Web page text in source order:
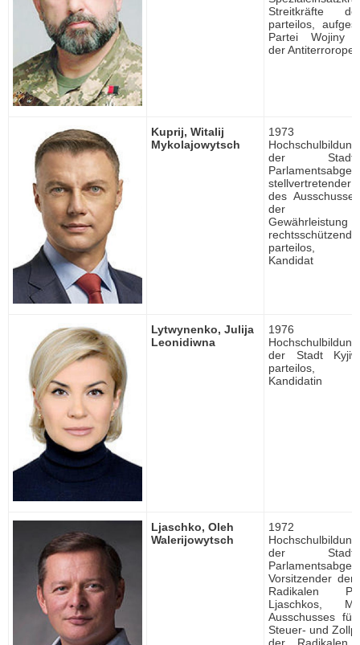
Streitkräfte
parteilos,
Partei Wojiny
der
Kuprij, Witalij
Mykolajowytsch
1973
der
stellvertretender
des
der
parteilos,
Kandidat
Lytwynenko, Julija
Leonidiwna
1976
der Stadt
parteilos,
Kandidatin
Ljaschko, Oleh
Walerijowytsch
1972
der
Vorsitzender
Radikalen
Ljaschkos,
Ausschusses
Steuer- und